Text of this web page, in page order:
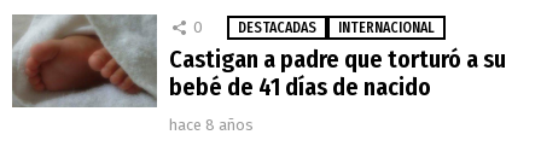
0 DESTACADAS INTERNACIONAL
Castigan a padre que torturó a su
bebé de 41 días de nacido
hace 8 años